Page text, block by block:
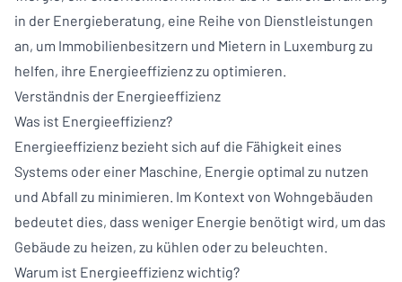
in der Energieberatung, eine Reihe von Dienstleistungen
an, um Immobilienbesitzern und Mietern in Luxemburg zu
helfen, ihre Energieeffizienz zu optimieren.
Verständnis der Energieeffizienz
Was ist Energieeffizienz?
Energieeffizienz bezieht sich auf die Fähigkeit eines
Systems oder einer Maschine, Energie optimal zu nutzen
und Abfall zu minimieren. Im Kontext von Wohngebäuden
bedeutet dies, dass weniger Energie benötigt wird, um das
Gebäude zu heizen, zu kühlen oder zu beleuchten.
Warum ist Energieeffizienz wichtig?